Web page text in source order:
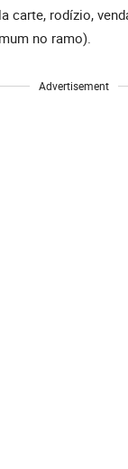
carte, rodízio,
no ramo).
Advertisement